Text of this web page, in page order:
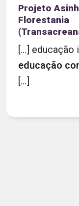
Projeto
Florestania
[...] educação
educação
[...]